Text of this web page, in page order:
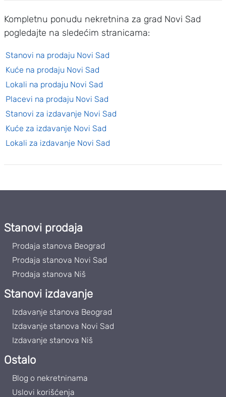
Kompletnu ponudu nekretnina za grad Novi Sad
pogledajte na sledećim stranicama:
Stanovi na prodaju Novi Sad
Kuće na prodaju Novi Sad
Lokali na prodaju Novi Sad
Placevi na prodaju Novi Sad
Stanovi za izdavanje Novi Sad
Kuće za izdavanje Novi Sad
Lokali za izdavanje Novi Sad
Stanovi prodaja
Prodaja stanova Beograd
Prodaja stanova Novi Sad
Prodaja stanova Niš
Stanovi izdavanje
Izdavanje stanova Beograd
Izdavanje stanova Novi Sad
Izdavanje stanova Niš
Ostalo
Blog o nekretninama
Uslovi korišćenja